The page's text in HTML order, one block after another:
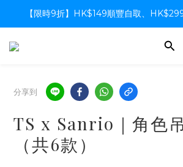
【限時9折】HK$149順豐自取、
【限時9折】HK$149順豐自取、
支付系統升級中，暫停信用卡支付至8月
分享到
TS x Sanrio｜角色
（共6款）